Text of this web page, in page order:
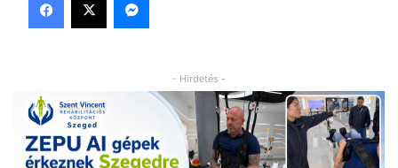
- Hirdetés -